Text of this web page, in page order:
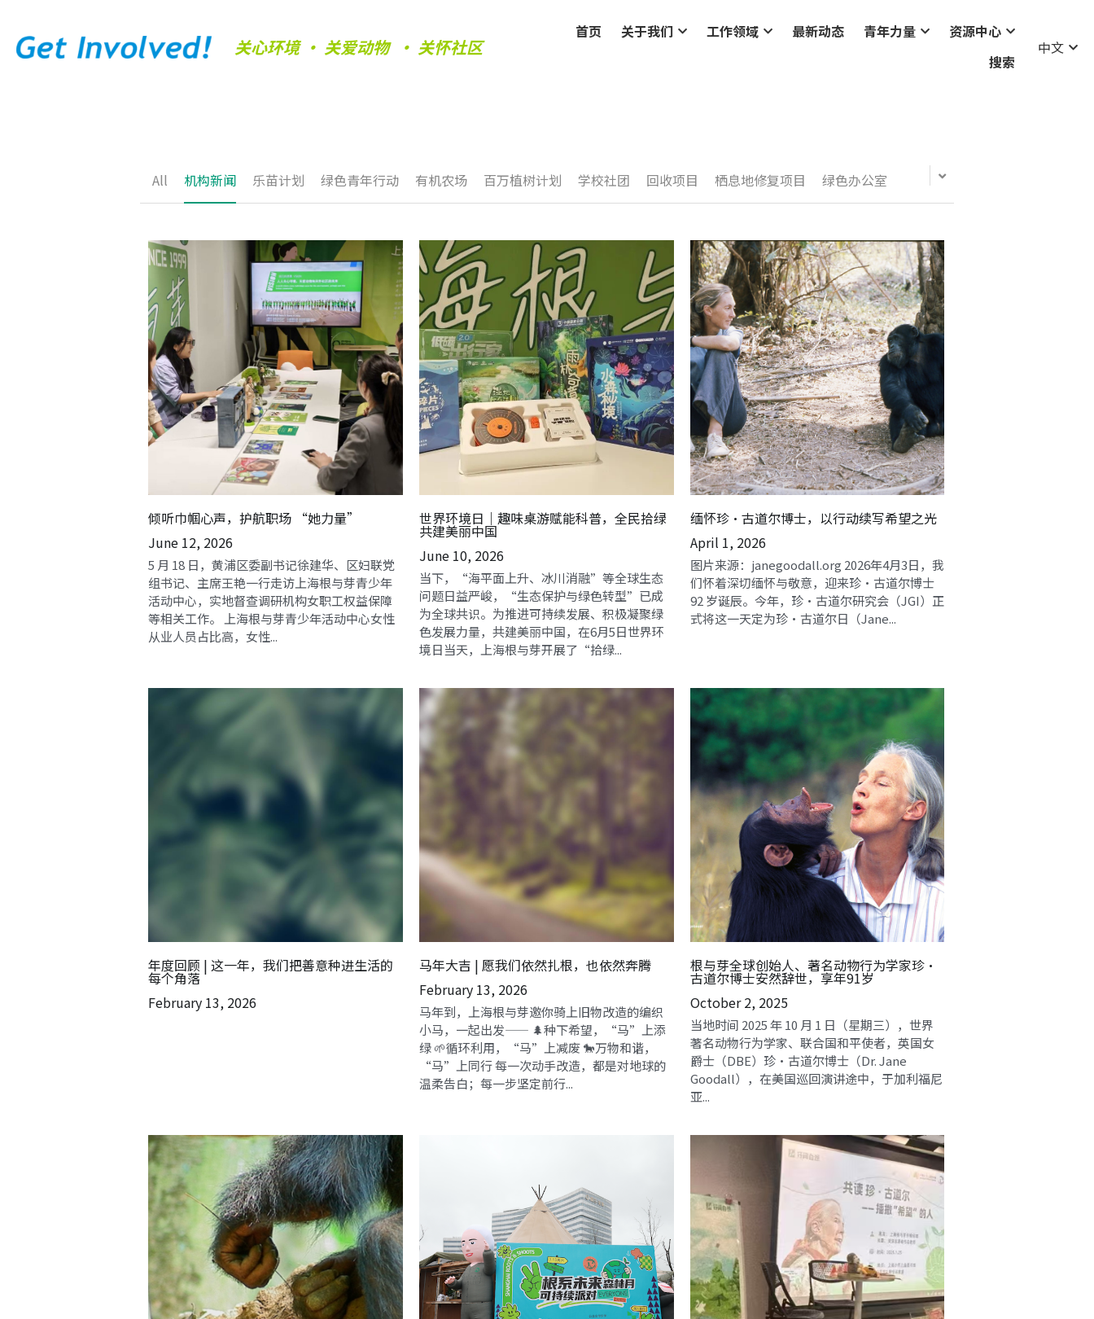
关心环境 • 关爱动物  • 关怀社区
首页 关于我们 工作领域 最新动态 青年力量
资源中心
搜索
中文
All 机构新闻 乐苗计划 绿色青年行动 有机农场 百万植树计划 学校社团 回收项目 栖息地修复项目 绿色办公室
倾听巾帼心声，护航职场 “她力量”
June 12, 2026
5 月 18 日，黄浦区委副书记徐建华、区妇联党
组书记、主席王艳一行走访上海根与芽青少年
活动中心，实地督查调研机构女职工权益保障
等相关工作。 上海根与芽青少年活动中心女性
从业人员占比高，女性...
世界环境日｜趣味桌游赋能科普，全民拾绿
共建美丽中国
June 10, 2026
当下，“海平面上升、冰川消融”等全球生态
问题日益严峻，“生态保护与绿色转型”已成
为全球共识。为推进可持续发展、积极凝聚绿
色发展力量，共建美丽中国，在6月5日世界环
境日当天，上海根与芽开展了“拾绿...
缅怀珍・古道尔博士，以行动续写希望之光
April 1, 2026
图片来源：janegoodall.org 2026年4月3日，我
们怀着深切缅怀与敬意，迎来珍・古道尔博士
92 岁诞辰。今年，珍・古道尔研究会（JGI）正
式将这一天定为珍・古道尔日（Jane...
年度回顾 | 这一年，我们把善意种进生活的
每个角落
February 13, 2026
马年大吉 | 愿我们依然扎根，也依然奔腾
February 13, 2026
马年到，上海根与芽邀你骑上旧物改造的编织
小马，一起出发—— 🌲种下希望，“马”上添
绿 🌱循环利用，“马”上减废 🐎万物和谐，
“马”上同行 每一次动手改造，都是对地球的
温柔告白；每一步坚定前行...
根与芽全球创始人、著名动物行为学家珍·
古道尔博士安然辞世，享年91岁
October 2, 2025
当地时间 2025 年 10 月 1 日（星期三），世界
著名动物行为学家、联合国和平使者，英国女
爵士（DBE）珍・古道尔博士（Dr. Jane
Goodall），在美国巡回演讲途中，于加利福尼
亚...